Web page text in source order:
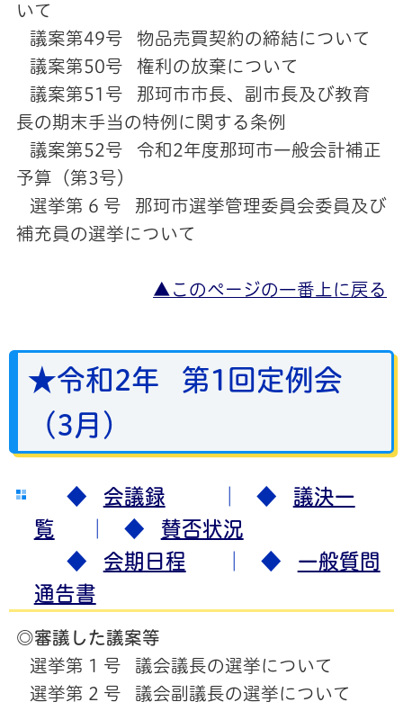
いて
議案第49号 物品売買契約の締結について
議案第50号 権利の放棄について
議案第51号 那珂市市長、副市長及び教育
長の期末手当の特例に関する条例
議案第52号 令和2年度那珂市一般会計補正
予算（第3号）
選挙第 6 号 那珂市選挙管理委員会委員及び
補充員の選挙について
▲このページの一番上に戻る
★令和2年 第1回定例会
（3月）
◆ 会議録 ｜ ◆ 議決一
覧 ｜ ◆ 賛否状況
◆ 会期日程 ｜ ◆ 一般質問
通告書
◎審議した議案等
選挙第 1 号 議会議長の選挙について
選挙第 2 号 議会副議長の選挙について